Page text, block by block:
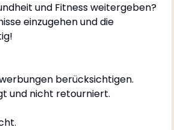
und Fitness weitergeben?
einzugehen und die
berücksichtigen.
und nicht retourniert.